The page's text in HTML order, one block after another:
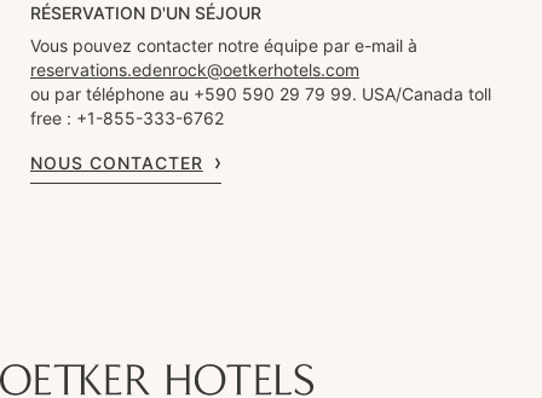
RÉSERVATION D'UN SÉJOUR
Vous pouvez contacter notre équipe par e-mail à
reservations.edenrock@oetkerhotels.com
ou par téléphone au +590 590 29 79 99. USA/Canada toll
free : +1-855-333-6762
NOUS CONTACTER